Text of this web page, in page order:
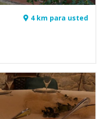
4 km para usted